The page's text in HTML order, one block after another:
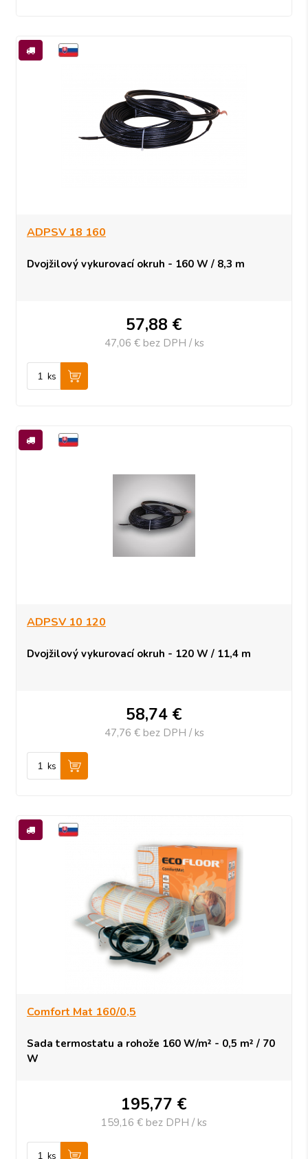
ADPSV 18 160
Dvojžilový vykurovací okruh - 160 W / 8,3 m
57,88 €
47,06 € bez DPH / ks
ks
ADPSV 10 120
Dvojžilový vykurovací okruh - 120 W / 11,4 m
58,74 €
47,76 € bez DPH / ks
ks
Comfort Mat 160/0,5
Sada termostatu a rohože 160 W/m² - 0,5 m² / 70
W
195,77 €
159,16 € bez DPH / ks
ks